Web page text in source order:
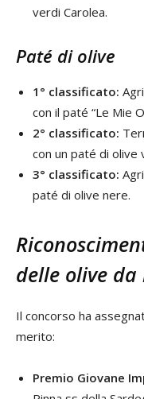
verdi Carolea.
Paté di olive
1° classificato:
con il paté “Le Mie
2° classificato:
con un paté di olive
3° classificato:
paté di olive nere.
delle olive da
Il concorso ha
merito:
Premio Giovane